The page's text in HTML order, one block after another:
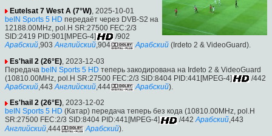
Eutelsat 7 West A (7°W), 2025-10-01
beIN Sports 5 HD передаёт через DVB-S2 на
12188.00MHz, pol.H SR:27500 FEC:2/3
SID:2419 PID:901[MPEG-4]
/902
Арабский,903 Английский,904 Арабский (Irdeto 2 & VideoGuard).
Es'hail 2 (26°E) , 2023-12-03
Передача beIN Sports 5 HD теперь закодирована на Irdeto 2 & VideoGuard
(10810.00MHz, pol.H SR:27500 FEC:2/3 SID:8404 PID:441[MPEG-4]
/442
Арабский,443 Английский,444 Арабский).
Es'hail 2 (26°E), 2023-12-02
beIN Sports 5 HD (Катар) передача теперь без кода (10810.00MHz, pol.H
SR:27500 FEC:2/3 SID:8404 PID:441[MPEG-4]
/442 Арабский,443
Английский ,444 Арабский).